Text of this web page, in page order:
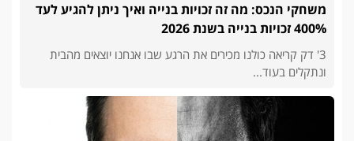
משחקי הנכס: מה זה זכויות בנייה ואיך ניתן להגיע לעד
400% זכויות בנייה בשנת 2026
3' דק קריאה כולנו מכירים את הרגע שבו אנחנו יוצאים מהבית
ונתקלים בעוד...